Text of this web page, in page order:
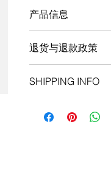
产品信息
如尺寸、材料、保养
产品的独特之处，以
希望能在购买之前清
信息，让买家有信心
退货与退款政策
满意的产品。退款或
SHIPPING INFO
information about